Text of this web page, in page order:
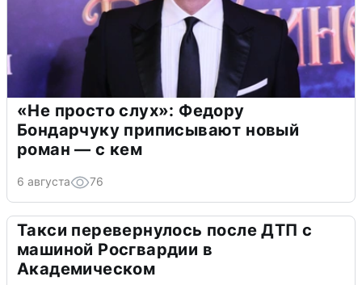
«Не просто слух»: Федору
Бондарчуку приписывают новый
роман — с кем
6 августа 76
Такси перевернулось после ДТП с
машиной Росгвардии в
Академическом